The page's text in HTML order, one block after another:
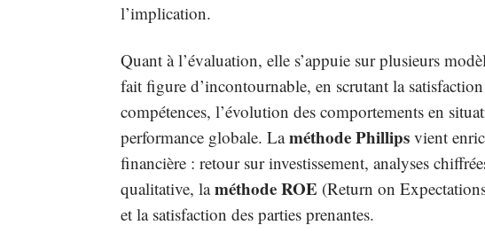
l’implication.
Quant à l’évaluation, elle s’appuie sur plusieurs
fait figure d’incontournable, en scrutant la
compétences, l’évolution des comportements en
performance globale. Laméthode Phillips vient
financière : retour sur investissement, analyses
qualitative, laméthode ROE (Return on
et la satisfaction des parties prenantes.